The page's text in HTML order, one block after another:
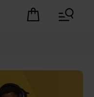
Det er ingen